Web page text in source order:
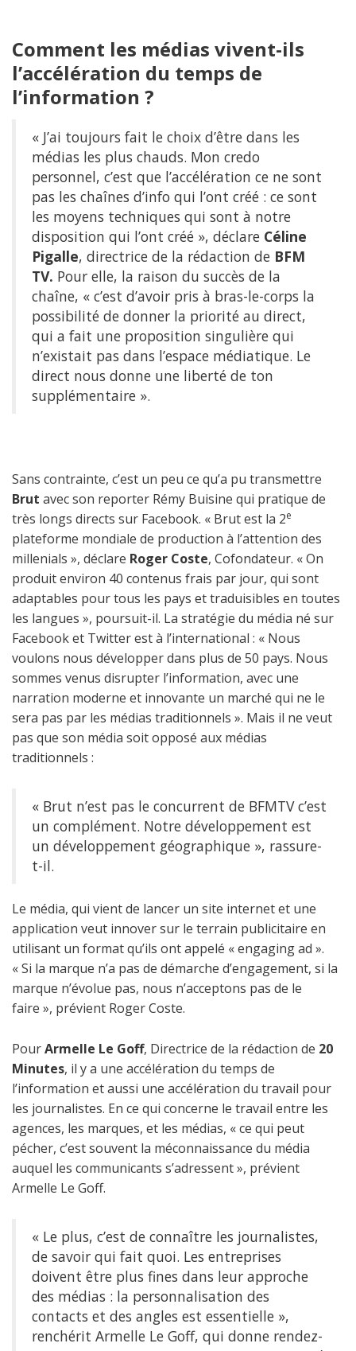
Comment les médias vivent-ils
l’accélération du temps de
l’information ?
« J’ai toujours fait le choix d’être dans les
médias les plus chauds. Mon credo
personnel, c’est que l’accélération ce ne sont
pas les chaînes d’info qui l’ont créé : ce sont
les moyens techniques qui sont à notre
disposition qui l’ont créé », déclare Céline
Pigalle, directrice de la rédaction de BFM
TV. Pour elle, la raison du succès de la
chaîne, « c’est d’avoir pris à bras-le-corps la
possibilité de donner la priorité au direct,
qui a fait une proposition singulière qui
n’existait pas dans l’espace médiatique. Le
direct nous donne une liberté de ton
supplémentaire ».
Sans contrainte, c’est un peu ce qu’a pu transmettre
Brut avec son reporter Rémy Buisine qui pratique de
très longs directs sur Facebook. « Brut est la 2e
plateforme mondiale de production à l’attention des
millenials », déclare Roger Coste, Cofondateur. « On
produit environ 40 contenus frais par jour, qui sont
adaptables pour tous les pays et traduisibles en toutes
les langues », poursuit-il. La stratégie du média né sur
Facebook et Twitter est à l’international : « Nous
voulons nous développer dans plus de 50 pays. Nous
sommes venus disrupter l’information, avec une
narration moderne et innovante un marché qui ne le
sera pas par les médias traditionnels ». Mais il ne veut
pas que son média soit opposé aux médias
traditionnels :
« Brut n’est pas le concurrent de BFMTV c’est
un complément. Notre développement est
un développement géographique », rassure-
t-il.
Le média, qui vient de lancer un site internet et une
application veut innover sur le terrain publicitaire en
utilisant un format qu’ils ont appelé « engaging ad ».
« Si la marque n’a pas de démarche d’engagement, si la
marque n’évolue pas, nous n’acceptons pas de le
faire », prévient Roger Coste.
PourArmelle Le Goff, Directrice de la rédaction de 20
Minutes, il y a une accélération du temps de
l’information et aussi une accélération du travail pour
les journalistes. En ce qui concerne le travail entre les
agences, les marques, et les médias, « ce qui peut
pécher, c’est souvent la méconnaissance du média
auquel les communicants s’adressent », prévient
Armelle Le Goff.
« Le plus, c’est de connaître les journalistes,
de savoir qui fait quoi. Les entreprises
doivent être plus fines dans leur approche
des médias : la personnalisation des
contacts et des angles est essentielle »,
renchérit Armelle Le Goff, qui donne rendez-